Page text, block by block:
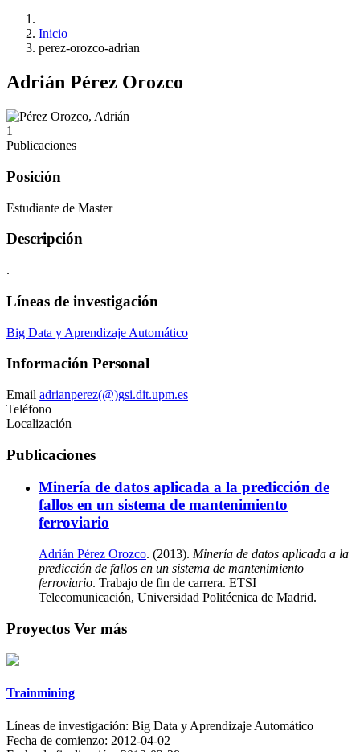
Inicio
perez-orozco-adrian
Adrián Pérez Orozco
1
Publicaciones
Posición
Estudiante de Master
Descripción
.
Líneas de investigación
Big Data y Aprendizaje Automático
Información Personal
Email adrianperez(@)gsi.dit.upm.es
Teléfono
Localización
Publicaciones
Minería de datos aplicada a la predicción de
fallos en un sistema de mantenimiento
ferroviario
Adrián Pérez Orozco. (2013). Minería de datos aplicada a la
predicción de fallos en un sistema de mantenimiento
ferroviario. Trabajo de fin de carrera. ETSI
Telecomunicación, Universidad Politécnica de Madrid.
Proyectos Ver más
Trainmining
Líneas de investigación: Big Data y Aprendizaje Automático
Fecha de comienzo: 2012-04-02